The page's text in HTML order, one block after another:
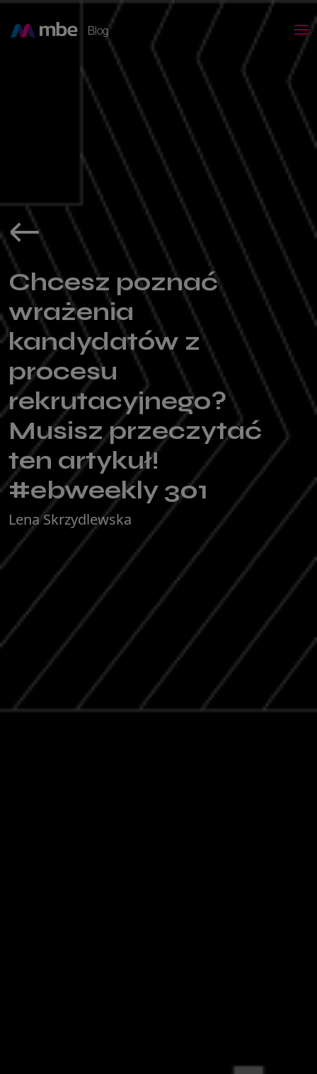
Blog
Chcesz poznać
wrażenia
kandydatów z
procesu
rekrutacyjnego?
Musisz przeczytać
ten artykuł!
#ebweekly 301
Lena Skrzydlewska